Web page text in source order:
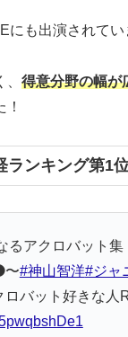
にも出演されてい
得意分野の幅が
ランキング第1
るアクロバット集
〜#神山智洋#ジャ
ロバット好きな人